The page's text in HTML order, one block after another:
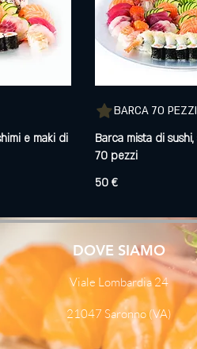
e maki di
BARCA 70 PEZZI
Barca mista di
70 pezzi
50 €
DOVE SIAMO
Viale Lombardia 24
21047 Saronno (VA)